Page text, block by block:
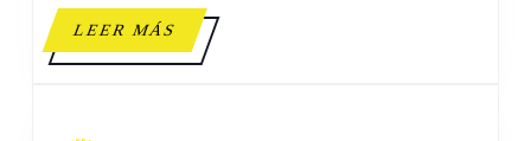
LEER MÁSLEER
MÁS